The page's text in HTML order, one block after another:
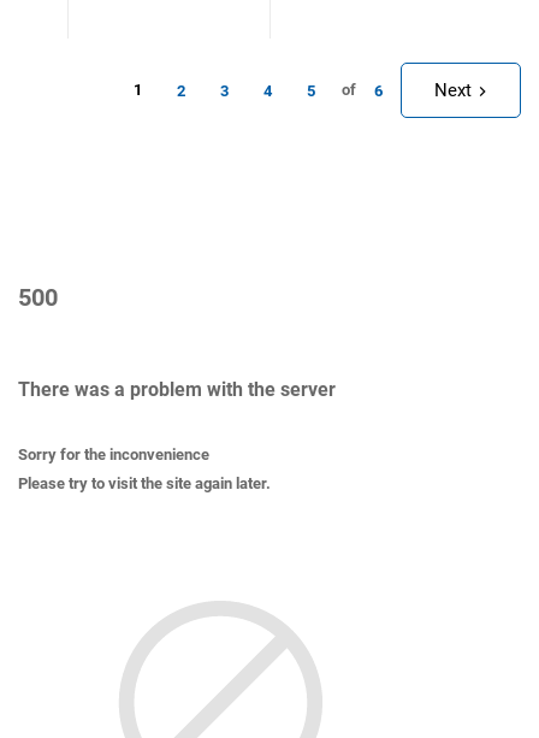
1 2 3 4 5 of 6 Next
500
There was a problem with the server
Sorry for the inconvenience
Please try to visit the site again later.